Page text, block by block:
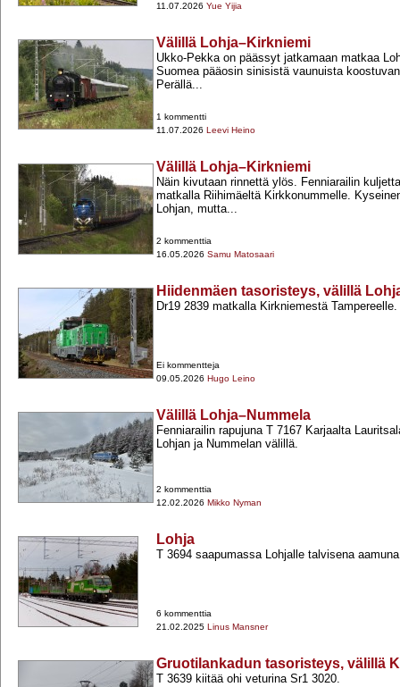
11.07.2026 Yue Yijia
Välillä Lohja–Kirkniemi
Ukko-​Pekka on päässyt jatkamaan matkaa
Suomea pääosin sinisistä vaunuista
Perällä...
1 kommentti
11.07.2026 Leevi Heino
Välillä Lohja–Kirkniemi
Näin kivutaan rinnettä ylös. Fenniarailin
matkalla Riihimäeltä Kirkkonummelle.
Lohjan, mutta...
2 kommenttia
16.05.2026 Samu Matosaari
Hiidenmäen tasoristeys, välillä
Dr19 2839 matkalla Kirkniemestä Tampereelle.
Ei kommentteja
09.05.2026 Hugo Leino
Välillä Lohja–Nummela
Fenniarailin rapujuna T 7167 Karjaalta
Lohjan ja Nummelan välillä.
2 kommenttia
12.02.2026 Mikko Nyman
Lohja
T 3694 saapumassa Lohjalle talvisena
6 kommenttia
21.02.2025 Linus Mansner
Gruotilankadun tasoristeys, välillä
T 3639 kiitää ohi veturina Sr1 3020.